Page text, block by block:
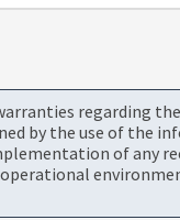
regarding
by the use of the
of any